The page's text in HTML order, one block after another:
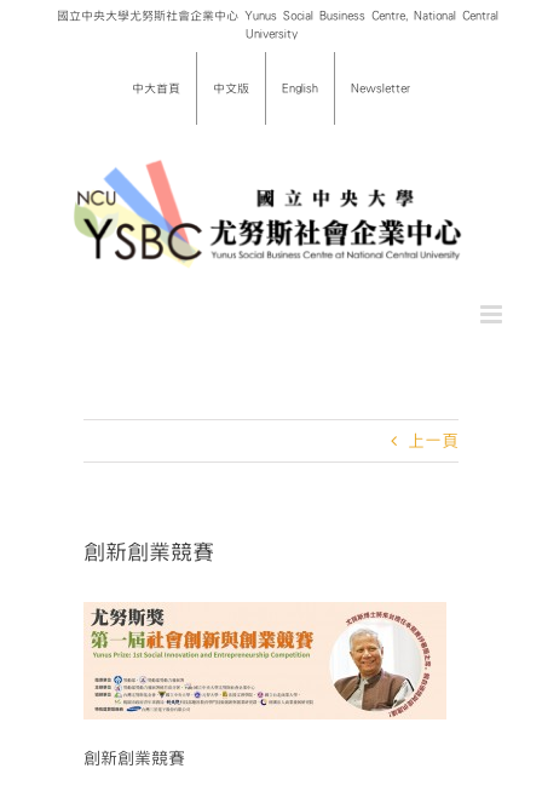
國立中央大學尤努斯社會企業中心 Yunus Social Business Centre, National Central
University
中大首頁 中文版 English Newsletter
上一頁
創新創業競賽
創新創業競賽